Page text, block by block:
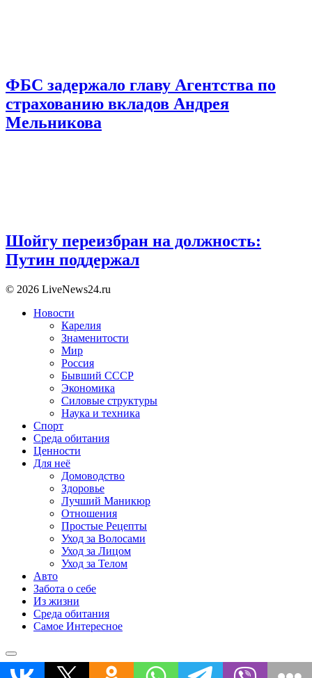
ФБС задержало главу Агентства по
страхованию вкладов Андрея
Мельникова
Шойгу переизбран на должность:
Путин поддержал
© 2026 LiveNews24.ru
Новости
Карелия
Знаменитости
Мир
Россия
Бывший СССР
Экономика
Силовые структуры
Наука и техника
Спорт
Среда обитания
Ценности
Для неё
Домоводство
Здоровье
Лучший Маникюр
Отношения
Простые Рецепты
Уход за Волосами
Уход за Лицом
Уход за Телом
Авто
Забота о себе
Из жизни
Среда обитания
Самое Интересное